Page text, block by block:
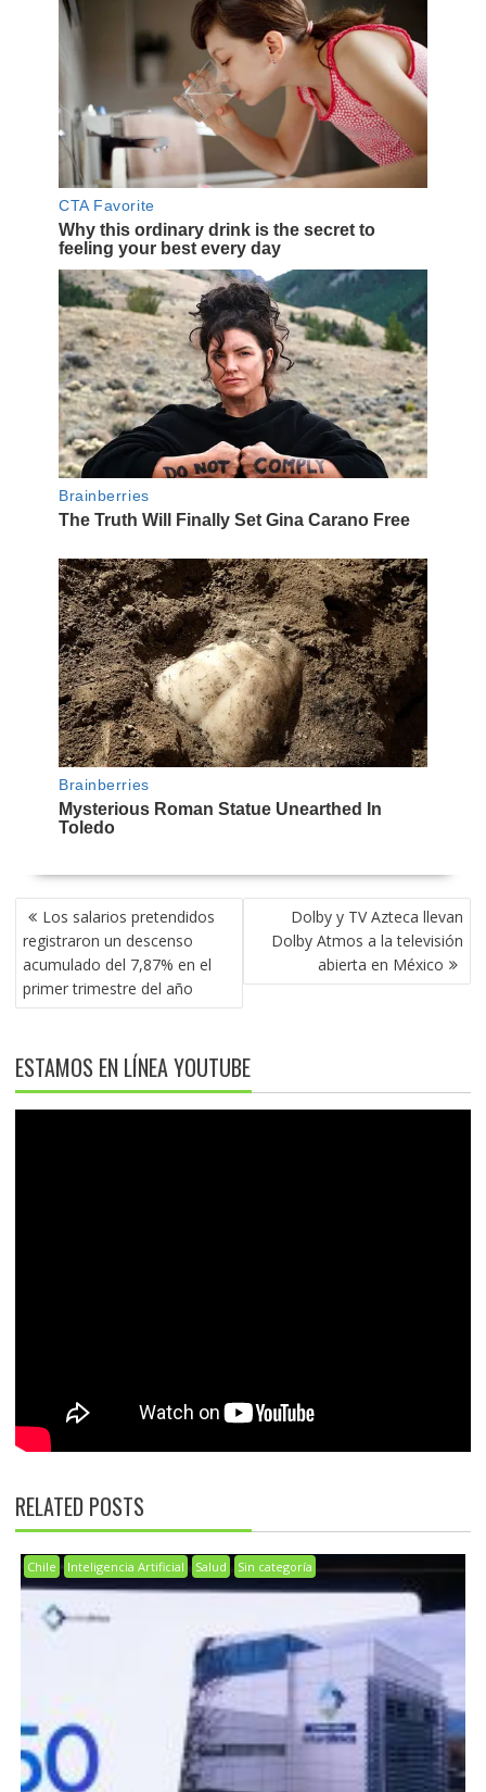
NAVEGACIÓN
DE
ENTRADAS
Los salarios pretendidos
registraron un descenso
acumulado del 7,87% en el
primer trimestre del año
Dolby y TV Azteca llevan
Dolby Atmos a la televisión
abierta en México
ESTAMOS EN LÍNEA YOUTUBE
RELATED POSTS
Chile Inteligencia Artificial Salud Sin categoría